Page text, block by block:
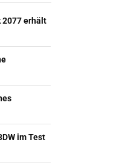
2077 erhält
im Test